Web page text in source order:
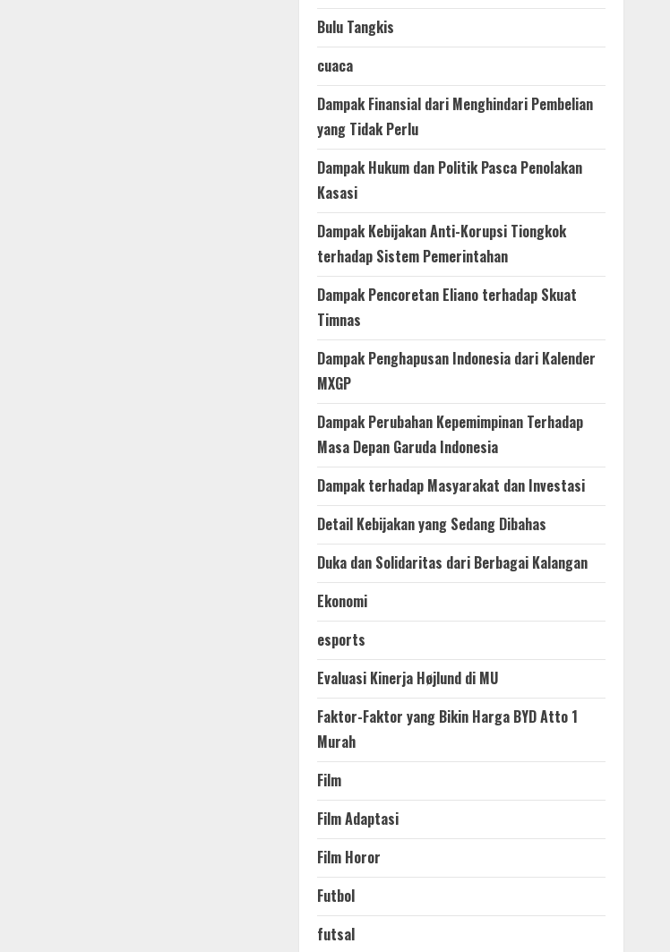
Bulu Tangkis
cuaca
Dampak Finansial dari Menghindari Pembelian
yang Tidak Perlu
Dampak Hukum dan Politik Pasca Penolakan
Kasasi
Dampak Kebijakan Anti-Korupsi Tiongkok
terhadap Sistem Pemerintahan
Dampak Pencoretan Eliano terhadap Skuat
Timnas
Dampak Penghapusan Indonesia dari Kalender
MXGP
Dampak Perubahan Kepemimpinan Terhadap
Masa Depan Garuda Indonesia
Dampak terhadap Masyarakat dan Investasi
Detail Kebijakan yang Sedang Dibahas
Duka dan Solidaritas dari Berbagai Kalangan
Ekonomi
esports
Evaluasi Kinerja Højlund di MU
Faktor-Faktor yang Bikin Harga BYD Atto 1
Murah
Film
Film Adaptasi
Film Horor
Futbol
futsal